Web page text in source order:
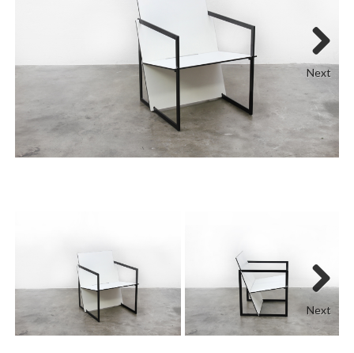
Next
Next